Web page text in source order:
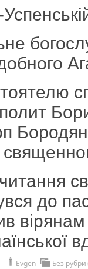
до
Evgen Без